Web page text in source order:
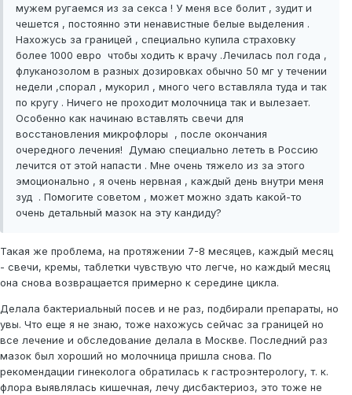
мужем ругаемся из за секса ! У меня все болит , зудит и
чешется , постоянно эти ненавистные белые выделения .
Нахожусь за границей , специально купила страховку
более 1000 евро чтобы ходить к врачу .Лечилась пол года ,
флуканозолом в разных дозировках обычно 50 мг у течении
недели ,спорал , мукорил , много чего вставляла туда и так
по кругу . Ничего не проходит молочница так и вылезает.
Особенно как начинаю вставлять свечи для
восстановления микрофлоры , после окончания
очередного лечения! Думаю специально лететь в Россию
лечится от этой напасти . Мне очень тяжело из за этого
эмоционально , я очень нервная , каждый день внутри меня
зуд . Помогите советом , может можно здать какой-то
очень детальный мазок на эту кандиду?
Такая же проблема, на протяжении 7-8 месяцев, каждый месяц
- свечи, кремы, таблетки чувствую что легче, но каждый месяц
она снова возвращается примерно к середине цикла.
Делала бактериальный посев и не раз, подбирали препараты, но
увы. Что еще я не знаю, тоже нахожусь сейчас за границей но
все лечение и обследование делала в Москве. Последний раз
мазок был хороший но молочница пришла снова. По
рекомендации гинеколога обратилась к гастроэнтерологу, т. к.
флора выявлялась кишечная, лечу дисбактериоз, это тоже не